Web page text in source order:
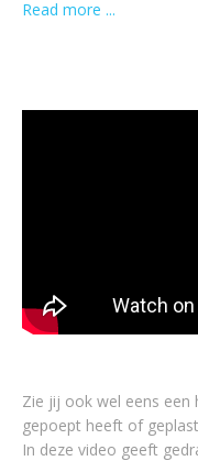
Read more ...
Zie jij ook wel eens een
gepoept heeft of
In deze video geeft